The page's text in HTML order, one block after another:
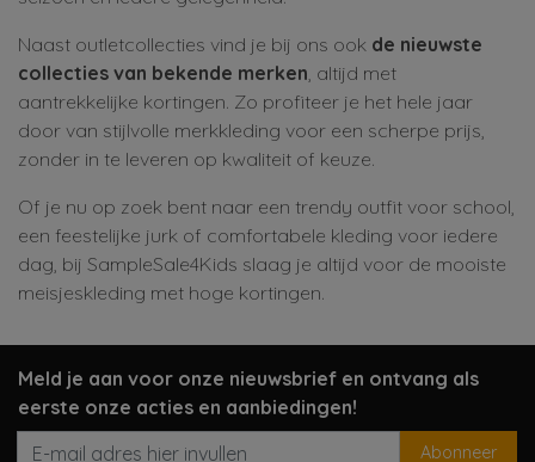
Naast outletcollecties vind je bij ons ook de nieuwste
collecties van bekende merken , altijd met
aantrekkelijke kortingen. Zo profiteer je het hele jaar
door van stijlvolle merkkleding voor een scherpe prijs,
zonder in te leveren op kwaliteit of keuze.
Of je nu op zoek bent naar een trendy outfit voor school,
een feestelijke jurk of comfortabele kleding voor iedere
dag, bij SampleSale4Kids slaag je altijd voor de mooiste
meisjeskleding met hoge kortingen.
Meld je aan voor onze nieuwsbrief en ontvang als
eerste onze acties en aanbiedingen!
Abonneer